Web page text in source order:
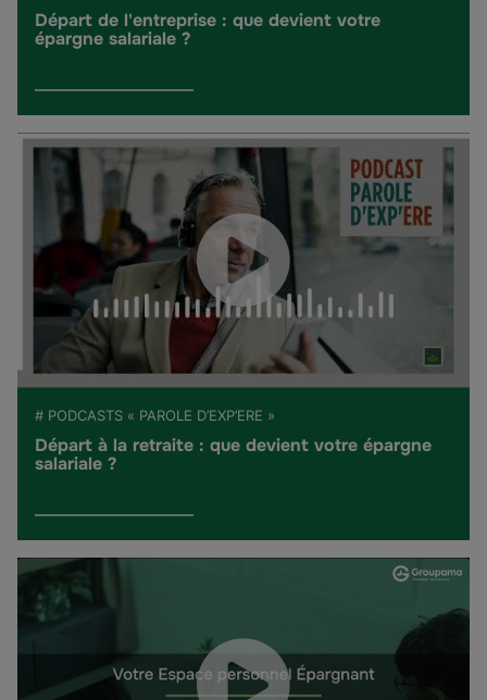
Départ de l'entreprise : que devient votre
épargne salariale ?
# PODCASTS « PAROLE D’EXP’ERE »
Départ à la retraite : que devient votre épargne
salariale ?